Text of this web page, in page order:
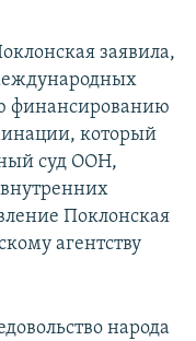
заявила,
финансированию
который
суд ООН,
Поклонская
агентству
народа